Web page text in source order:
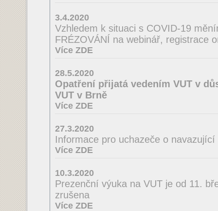
3.4.2020
Vzhledem k situaci s COVID-19
FRÉZOVÁNÍ na webinář, registrace
Více ZDE
28.5.2020
Opatření přijatá vedením VUT v
VUT v Brně
Více ZDE
27.3.2020
Informace pro uchazeče o
Více ZDE
10.3.2020
Prezenční výuka na VUT je od 11.
zrušena
Více ZDE